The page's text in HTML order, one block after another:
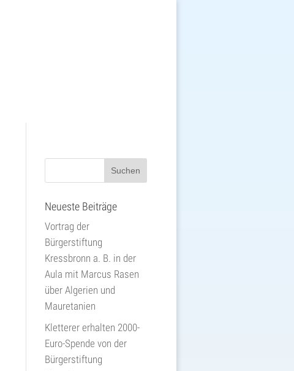
Neueste Beiträge
Vortrag der
Bürgerstiftung
Kressbronn a. B. in der
Aula mit Marcus Rasen
über Algerien und
Mauretanien
Kletterer erhalten 2000-
Euro-Spende von der
Bürgerstiftung